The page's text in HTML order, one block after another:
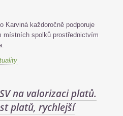
Karviná každoročně podporuje
místních spolků prostřednictvím
na valorizaci platů.
platů, rychlejší